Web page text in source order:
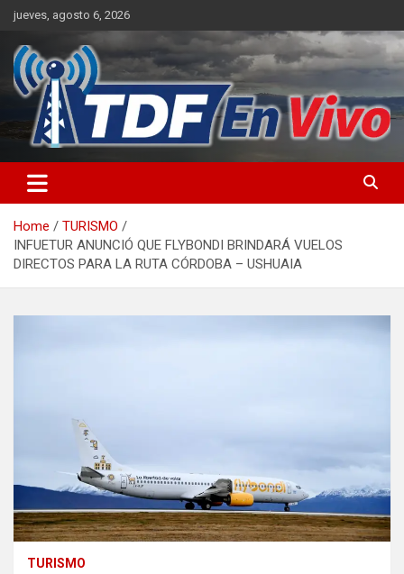
Skip
content
jueves, agosto 6, 2026
Home
TURISMO
INFUETUR ANUNCIÓ QUE FLYBONDI BRINDARÁ VUELOS
DIRECTOS PARA LA RUTA CÓRDOBA – USHUAIA
TURISMO